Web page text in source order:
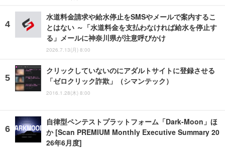
水道料金請求や給水停止をSMSやメールで案内するこ
とはない ～「水道料金を支払わなければ給水を停止す
る」メールに神奈川県が注意呼びかけ
2026.7.13(月) 8:00
クリックしていないのにアダルトサイトに登録させる
「ゼロクリック詐欺」（シマンテック）
2016.1.28(木) 8:00
自律型ペンテストプラットフォーム「Dark-Moon」ほ
か [Scan PREMIUM Monthly Executive Summary 20
26年6月度]